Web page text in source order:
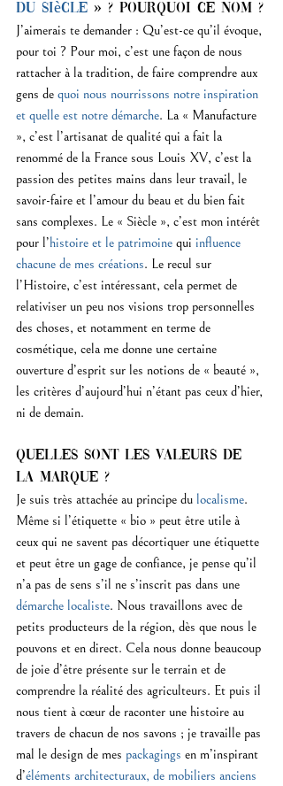
du Siècle » ? Pourquoi ce nom ?
J’aimerais te demander : Qu’est-ce qu’il évoque,
pour toi ? Pour moi, c’est une façon de nous
rattacher à la tradition, de faire comprendre aux
gens de quoi nous nourrissons notre inspiration
et quelle est notre démarche. La « Manufacture
», c’est l’artisanat de qualité qui a fait la
renommé de la France sous Louis XV, c’est la
passion des petites mains dans leur travail, le
savoir-faire et l’amour du beau et du bien fait
sans complexes. Le « Siècle », c’est mon intérêt
pour l’histoire et le patrimoine qui influence
chacune de mes créations. Le recul sur
l’Histoire, c’est intéressant, cela permet de
relativiser un peu nos visions trop personnelles
des choses, et notamment en terme de
cosmétique, cela me donne une certaine
ouverture d’esprit sur les notions de « beauté »,
les critères d’aujourd’hui n’étant pas ceux d’hier,
ni de demain.
Quelles sont les valeurs de
la marque ?
Je suis très attachée au principe du localisme.
Même si l’étiquette « bio » peut être utile à
ceux qui ne savent pas décortiquer une étiquette
et peut être un gage de confiance, je pense qu’il
n’a pas de sens s’il ne s’inscrit pas dans une
démarche localiste. Nous travaillons avec de
petits producteurs de la région, dès que nous le
pouvons et en direct. Cela nous donne beaucoup
de joie d’être présente sur le terrain et de
comprendre la réalité des agriculteurs. Et puis il
nous tient à cœur de raconter une histoire au
travers de chacun de nos savons ; je travaille pas
mal le design de mes packagings en m’inspirant
d’éléments architecturaux, de mobiliers anciens